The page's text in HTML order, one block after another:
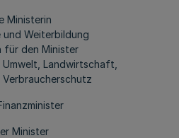
Ministerin
und Weiterbildung
für den Minister
Landwirtschaft,
Minister